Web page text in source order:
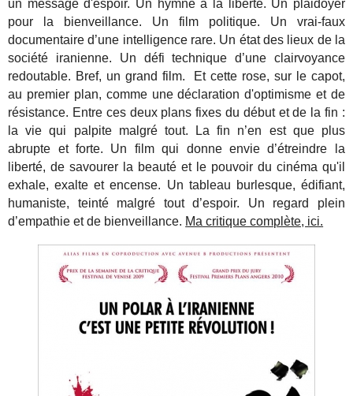
un message d'espoir. Un hymne à la liberté. Un plaidoyer
pour la bienveillance. Un film politique. Un vrai-faux
documentaire d’une intelligence rare. Un état des lieux de la
société iranienne. Un défi technique d’une clairvoyance
redoutable. Bref, un grand film. Et cette rose, sur le capot,
au premier plan, comme une déclaration d'optimisme et de
résistance. Entre ces deux plans fixes du début et de la fin :
la vie qui palpite malgré tout. La fin n’en est que plus
abrupte et forte. Un film qui donne envie d’étreindre la
liberté, de savourer la beauté et le pouvoir du cinéma qu'il
exhale, exalte et encense. Un tableau burlesque, édifiant,
humaniste, teinté malgré tout d’espoir. Un regard plein
d’empathie et de bienveillance. Ma critique complète, ici.